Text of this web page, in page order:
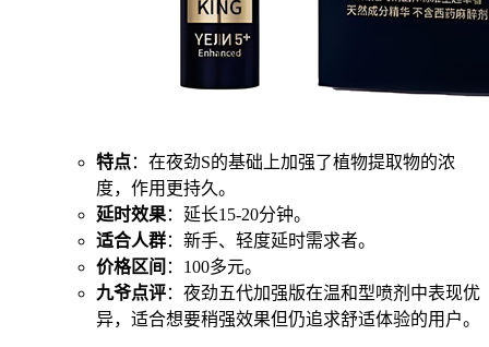
特点：在夜劲S的基础上加强了植物提取物的浓
度，作用更持久。
延时效果：延长15-20分钟。
适合人群：新手、轻度延时需求者。
价格区间 ：100多元。
九爷点评：夜劲五代加强版在温和型喷剂中表现优
异，适合想要稍强效果但仍追求舒适体验的用户。